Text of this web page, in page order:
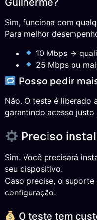
Guilherme?
Sim, funciona com
Para melhor
10 Mbps →
25 Mbps ou
Posso pedir
Não. O teste é liberado
garantindo acesso
Preciso
Sim. Você precisará
seu dispositivo.
Caso precise, o
configuração.
O teste tem